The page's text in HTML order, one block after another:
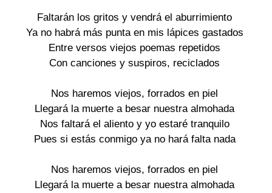
Faltarán los gritos y vendrá el aburrimiento
Ya no habrá más punta en mis lápices gastados
Entre versos viejos poemas repetidos
Con canciones y suspiros, reciclados
Nos haremos viejos, forrados en piel
Llegará la muerte a besar nuestra almohada
Nos faltará el aliento y yo estaré tranquilo
Pues si estás conmigo ya no hará falta nada
Nos haremos viejos, forrados en piel
Llegará la muerte a besar nuestra almohada